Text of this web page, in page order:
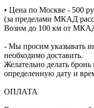
• Цена по Москве - 500
(за пределами МКАД
Возим до 100 км от
- Мы просим указывать
необходимо доставить.
Желательно делать
определенную дату и
ОПЛАТА